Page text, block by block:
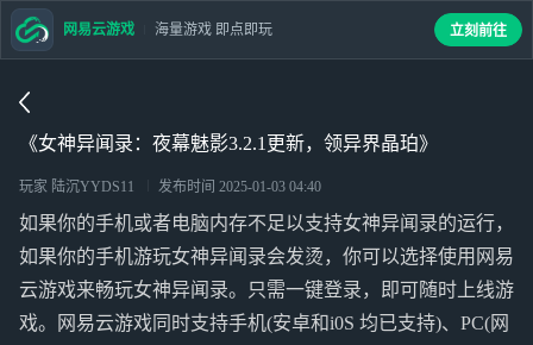
《女神异闻录：夜幕魅影3.2.1更新，领异界晶珀》
玩家 陆沉YYDS11 发布时间 2025-01-03 04:40
如果你的手机或者电脑内存不足以支持女神异闻录的运行，
如果你的手机游玩女神异闻录会发烫，你可以选择使用网易
云游戏来畅玩女神异闻录。只需一键登录，即可随时上线游
戏。网易云游戏同时支持手机(安卓和i0S 均已支持)、PC(网
网易云游戏 海量游戏 即点即玩 立刻前往